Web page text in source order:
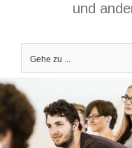
und
Gehe zu ...